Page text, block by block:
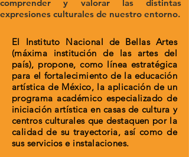
comprender y valorar las distintas
expresiones culturales de nuestro entorno.
El Instituto Nacional de Bellas Artes
(máxima institución de las artes del
país), propone, como línea estratégica
para el fortalecimiento de la educación
artística de México, la aplicación de un
programa académico especializado de
iniciación artística en casas de cultura y
centros culturales que destaquen por la
calidad de su trayectoria, así como de
sus servicios e instalaciones.